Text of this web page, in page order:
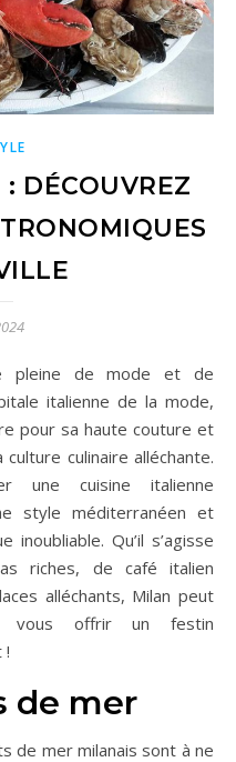
DÉCOUVREZ
italienne de la mode,
pour sa haute couture et
culinaire alléchante.
une cuisine italienne
style méditerranéen et
Qu’il s’agisse
riches, de café italien
alléchants, Milan peut
vous offrir un festin
!
de mer
de mer milanais sont à ne